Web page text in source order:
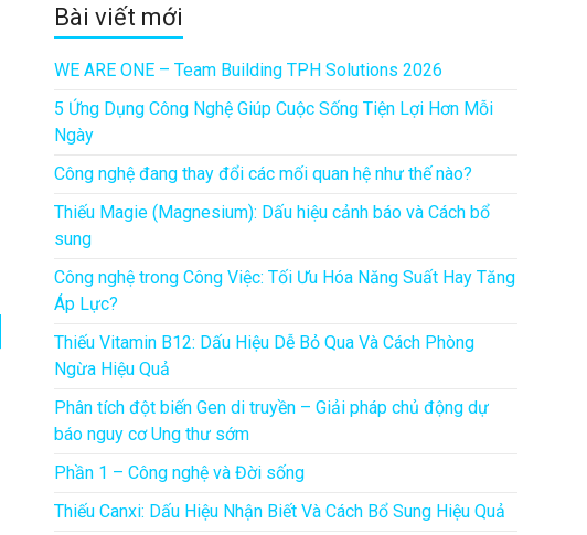
Bài viết mới
WE ARE ONE – Team Building TPH Solutions 2026
5 Ứng Dụng Công Nghệ Giúp Cuộc Sống Tiện Lợi Hơn Mỗi
Ngày
Công nghệ đang thay đổi các mối quan hệ như thế nào?
Thiếu Magie (Magnesium): Dấu hiệu cảnh báo và Cách bổ
sung
Công nghệ trong Công Việc: Tối Ưu Hóa Năng Suất Hay Tăng
Áp Lực?
Thiếu Vitamin B12: Dấu Hiệu Dễ Bỏ Qua Và Cách Phòng
Ngừa Hiệu Quả
Phân tích đột biến Gen di truyền – Giải pháp chủ động dự
báo nguy cơ Ung thư sớm
Phần 1 – Công nghệ và Đời sống
Thiếu Canxi: Dấu Hiệu Nhận Biết Và Cách Bổ Sung Hiệu Quả